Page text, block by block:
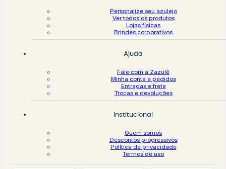
Personalize seu azulejo
Ver todos os produtos
Lojas físicas
Brindes corporativos
Ajuda
Fale com a Zazulê
Minha conta e pedidos
Entregas e frete
Trocas e devoluções
Institucional
Quem somos
Descontos progressivos
Política de privacidade
Termos de uso